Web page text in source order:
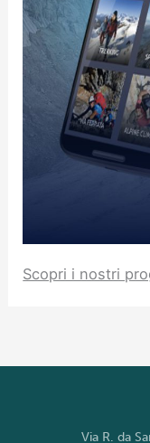
Scopri i nostri
Via R. da